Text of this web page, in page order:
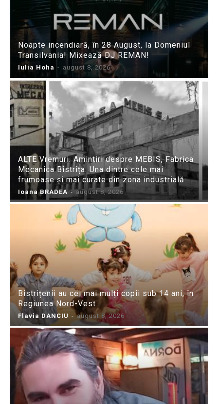
Noapte incendiară, în 28 August, la Domeniul
Transilvania! Mixează DJ REMAN!
Iulia Hoha - august 8, 2026
ALTE Vremuri. Amintiri despre MEBIS, Fabrica
Mecanica Bistrița: Una dintre cele mai
frumoase și mai curate din zona industrială:...
Ioana BRADEA - august 8, 2026
Bistrițenii au cei mai mulți copii sub 14 ani, în
Regiunea Nord-Vest
Flavia DANCIU - august 8, 2026